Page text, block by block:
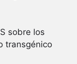
sobre los
transgénico